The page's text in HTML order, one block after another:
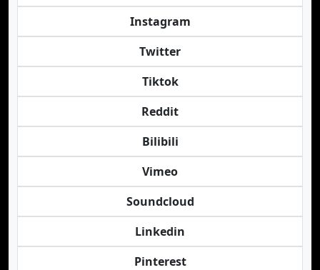
Instagram
Twitter
Tiktok
Reddit
Bilibili
Vimeo
Soundcloud
Linkedin
Pinterest